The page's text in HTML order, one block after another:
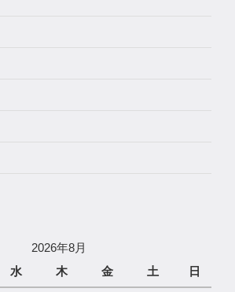
2026年8月
水 木 金 土 日